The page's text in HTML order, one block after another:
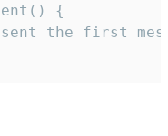
{
the first